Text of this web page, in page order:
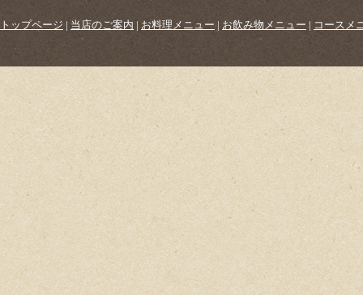
トップページ | 当店のご案内 | お料理メニュー | お飲み物メニュー | コースメ